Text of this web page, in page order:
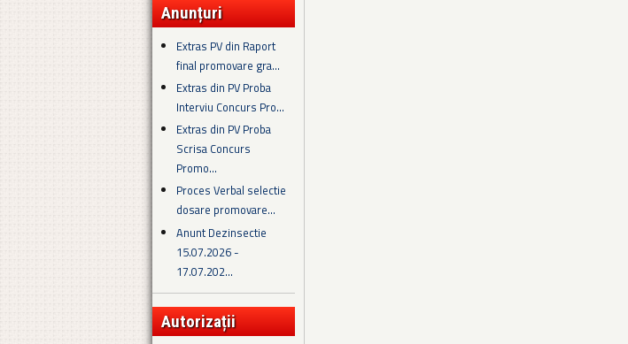
Anunțuri
Extras PV din Raport
final promovare gra...
Extras din PV Proba
Interviu Concurs Pro...
Extras din PV Proba
Scrisa Concurs
Promo...
Proces Verbal selectie
dosare promovare...
Anunt Dezinsectie
15.07.2026 -
17.07.202...
Autorizații